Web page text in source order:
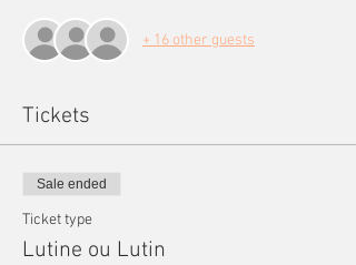
+ 16 other guests
Tickets
Sale ended
Ticket type
Lutine ou Lutin